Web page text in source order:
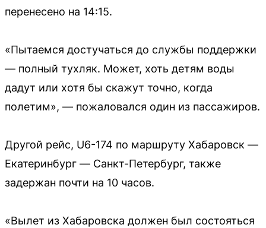
перенесено на 14:15.
«Пытаемся достучаться до службы поддержки
— полный тухляк. Может, хоть детям воды
дадут или хотя бы скажут точно, когда
полетим», — пожаловался один из пассажиров.
Другой рейс, U6-174 по маршруту Хабаровск —
Екатеринбург — Санкт-Петербург, также
задержан почти на 10 часов.
«Вылет из Хабаровска должен был состояться